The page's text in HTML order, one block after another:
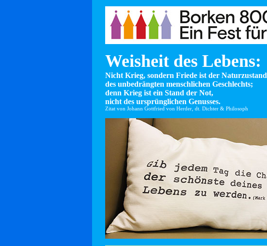
Weisheit des Lebens:
Nicht Krieg, sondern Friede ist der Naturzustand
des unbedrängten menschlichen Geschlechts;
denn Krieg ist ein Stand der Not,
nicht des ursprünglichen Genusses.
Zitat von Johann Gottfried von Herder, dt. Dichter & Philosoph